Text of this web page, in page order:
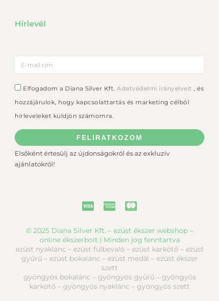
Hírlevél
Elfogadom a Diana Silver Kft. Adatvédelmi irányelveit , és
hozzájárulok, hogy kapcsolattartás és marketing célból
hírleveleket küldjön számomra.
FELIRATKOZOM
Elsőként értesülj az újdonságokról és az exkluzív
ajánlatokról!
© 2025 Diana Silver Kft. – ezüst ékszer webshop –
online ékszerbolt | Minden jog fenntartva
ezüst nyaklánc – ezüst fülbevaló – ezüst karkötő – ezüst
gyűrű – ezüst bokalánc – ezüst medál – ezüst ékszer
szett
gyöngyös bokalánc – gyöngyös gyűrű – gyöngyös
karkötő – gyöngyös nyaklánc – gyöngyös szett